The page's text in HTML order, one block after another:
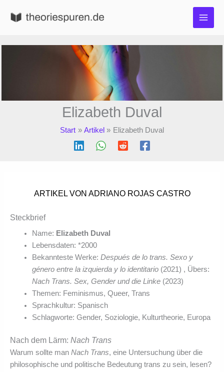
Inhalt
Elizabeth Duval
Start Artikel Elizabeth Duval
ARTIKEL VON ADRIANO ROJAS CASTRO
Steckbrief
Name: Elizabeth Duval
Lebensdaten: *2000
Bekannteste Werke: Después de lo trans. Sexo y
género entre la izquierda y lo identitario(2021) , Übers:
Nach Trans. Sex, Gender und die Linke(2023)
Themen: Feminismus, Queer, Trans
Sprachkultur: Spanisch
Schlagworte: Gender, Soziologie, Kulturtheorie, Europa
Nach dem Lärm: Nach Trans
Warum sollte man Nach Trans, eine Untersuchung über die
philosophische und politische Bedeutung trans zu sein, lesen?